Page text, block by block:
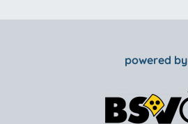
powered by